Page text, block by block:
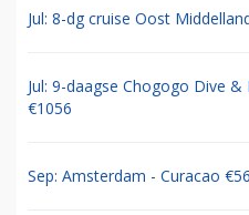
Jul: 8-dg cruise Oost
Jul: 9-daagse Chogogo Dive &
€1056
Sep: Amsterdam - Curacao